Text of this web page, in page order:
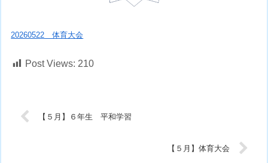
20260522 体育大会
Post Views: 210
【５月】６年生 平和学習
【５月】体育大会